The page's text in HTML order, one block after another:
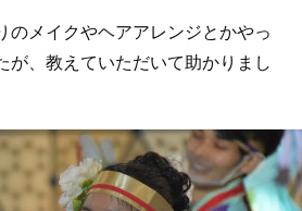
のメイクやヘアアレンジとかやっ
が、教えていただいて助かりまし